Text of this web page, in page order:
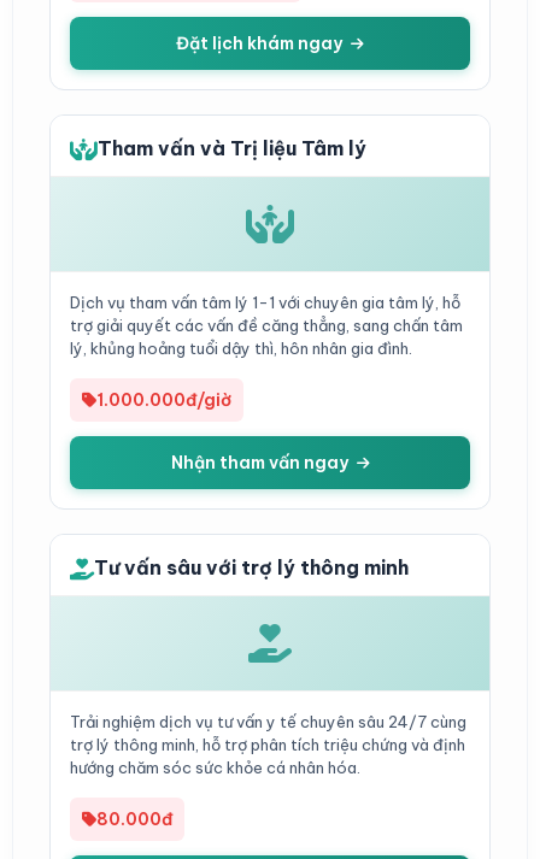
Đặt lịch khám ngay
Tham vấn và Trị liệu Tâm lý
Dịch vụ tham vấn tâm lý 1-1 với chuyên gia tâm lý, hỗ
trợ giải quyết các vấn đề căng thẳng, sang chấn tâm
lý, khủng hoảng tuổi dậy thì, hôn nhân gia đình.
1.000.000đ/giờ
Nhận tham vấn ngay
Tư vấn sâu với trợ lý thông minh
Trải nghiệm dịch vụ tư vấn y tế chuyên sâu 24/7 cùng
trợ lý thông minh, hỗ trợ phân tích triệu chứng và định
hướng chăm sóc sức khỏe cá nhân hóa.
80.000đ